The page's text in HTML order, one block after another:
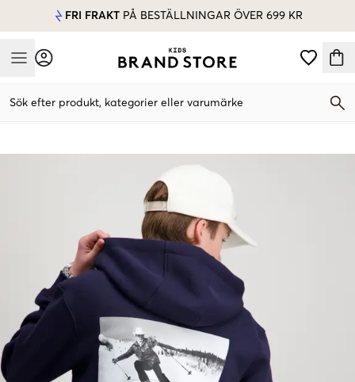
FRI FRAKT PÅ BESTÄLLNINGAR ÖVER 699 KR
Mobile Menu
Sök efter produkt, kategorier eller varumärke